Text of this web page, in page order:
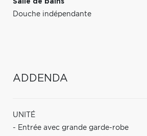
Salle de bains
Douche indépendante
ADDENDA
UNITÉ
- Entrée avec grande garde-robe